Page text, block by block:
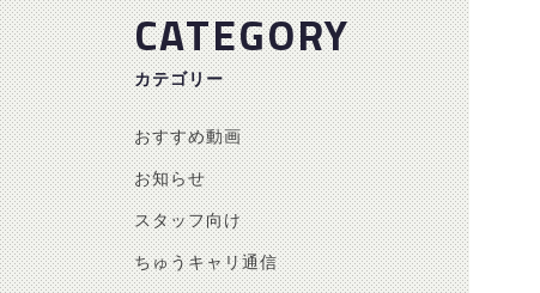
CATEGORY
カテゴリー
おすすめ動画
お知らせ
スタッフ向け
ちゅうキャリ通信